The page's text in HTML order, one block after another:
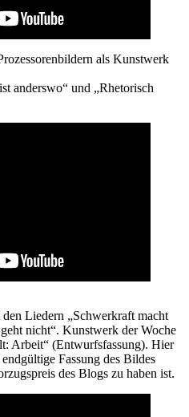
als Kunstwerk
anderswo“ und „Rhetorisch
den Liedern „Schwerkraft macht
nicht“. Kunstwerk der Woche
Arbeit“ (Entwurfsfassung). Hier
Fassung des Bildes
des Blogs zu haben ist.